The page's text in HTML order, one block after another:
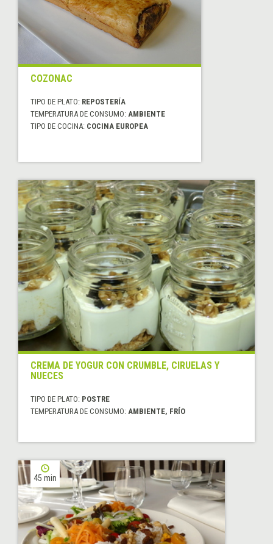
COZONAC
TIPO DE PLATO: REPOSTERÍA
TEMPERATURA DE CONSUMO: AMBIENTE
TIPO DE COCINA: COCINA EUROPEA
CREMA DE YOGUR CON CRUMBLE, CIRUELAS Y
NUECES
TIPO DE PLATO: POSTRE
TEMPERATURA DE CONSUMO: AMBIENTE, FRÍO
45 min